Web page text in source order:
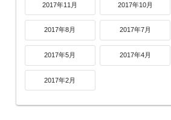
2017年11月 2017年10月
2017年8月 2017年7月
2017年5月 2017年4月
2017年2月